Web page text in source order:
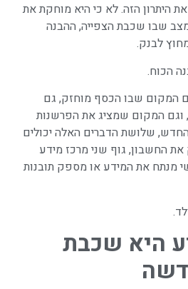
היתרון הזה. לא כי היא מוחקת את
שבו שכבת הצפייה, ההבנה
לבנק.
הכוח.
המקום שבו הכסף מוחזק, גם
וגם המקום שמציג את הפרשנות
שלושת הדברים האלה יכולים
החשבון, גוף שני מרכז מידע
מנתח את המידע או מספק תובנות
היא שכבת